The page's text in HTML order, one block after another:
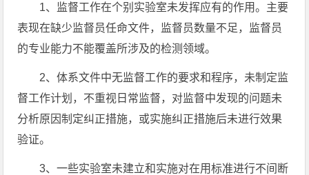
1、监督工作在个别实验室未发挥应有的作用。主要
表现在缺少监督员任命文件，监督员数量不足，监督员
的专业能力不能覆盖所涉及的检测领域。
2、体系文件中无监督工作的要求和程序，未制定监
督工作计划，不重视日常监督，对监督中发现的问题未
分析原因制定纠正措施，或实施纠正措施后未进行效果
验证。
3、一些实验室未建立和实施对在用标准进行不间断